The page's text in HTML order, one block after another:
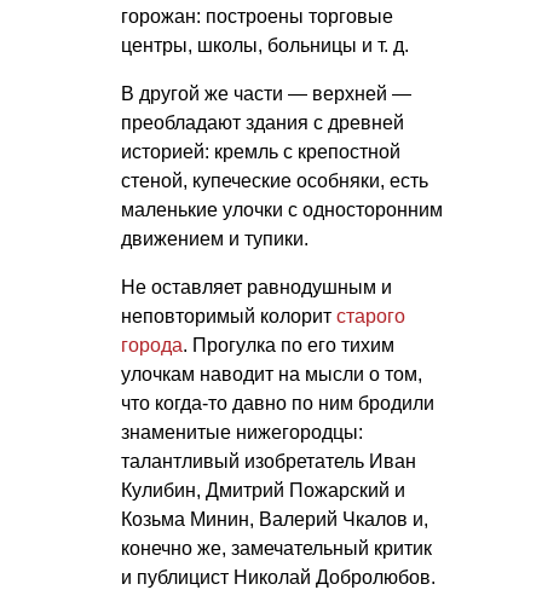
горожан: построены торговые
центры, школы, больницы и т. д.
В другой же части — верхней —
преобладают здания с древней
историей: кремль с крепостной
стеной, купеческие особняки, есть
маленькие улочки с односторонним
движением и тупики.
Не оставляет равнодушным и
неповторимый колорит старого
города. Прогулка по его тихим
улочкам наводит на мысли о том,
что когда-то давно по ним бродили
знаменитые нижегородцы:
талантливый изобретатель Иван
Кулибин, Дмитрий Пожарский и
Козьма Минин, Валерий Чкалов и,
конечно же, замечательный критик
и публицист Николай Добролюбов.